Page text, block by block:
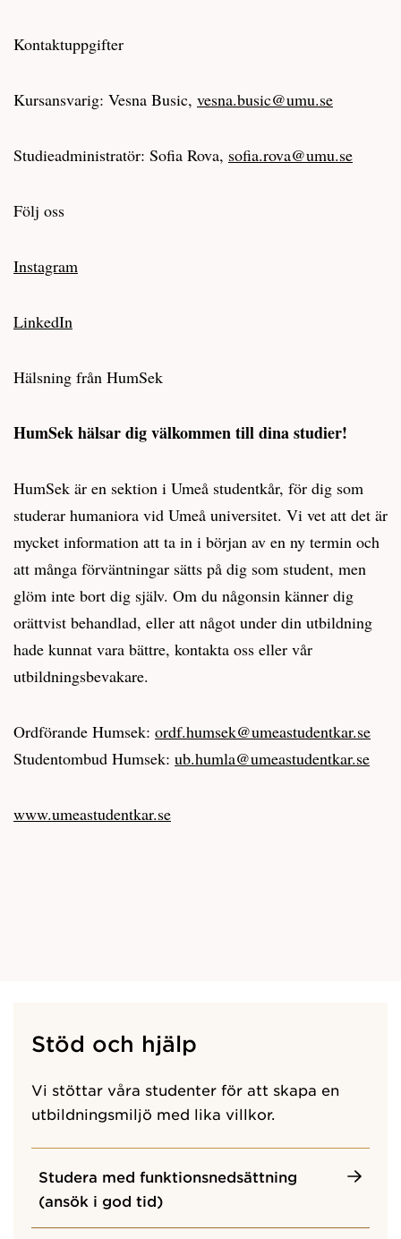
Kontaktuppgifter
Kursansvarig: Vesna Busic, vesna.busic@umu.se
Studieadministratör: Sofia Rova, sofia.rova@umu.se
Följ oss
Instagram
LinkedIn
Hälsning från HumSek
HumSek hälsar dig välkommen till dina studier!
HumSek är en sektion i Umeå studentkår, för dig som
studerar humaniora vid Umeå universitet. Vi vet att det är
mycket information att ta in i början av en ny termin och
att många förväntningar sätts på dig som student, men
glöm inte bort dig själv. Om du någonsin känner dig
orättvist behandlad, eller att något under din utbildning
hade kunnat vara bättre, kontakta oss eller vår
utbildningsbevakare.
Ordförande Humsek: ordf.humsek@umeastudentkar.se
Studentombud Humsek: ub.humla@umeastudentkar.se
www.umeastudentkar.se
Stöd och hjälp
Vi stöttar våra studenter för att skapa en
utbildningsmiljö med lika villkor.
Studera med funktionsnedsättning
(ansök i god tid)